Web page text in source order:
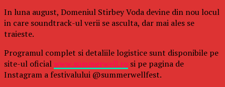
In luna august, Domeniul Stirbey Voda devine din nou locul
in care soundtrack-ul verii se asculta, dar mai ales se
traieste.
Programul complet si detaliile logistice sunt disponibile pe
site-ul oficialwww.summerwell.ro si pe pagina de
Instagram a festivalului @summerwellfest.